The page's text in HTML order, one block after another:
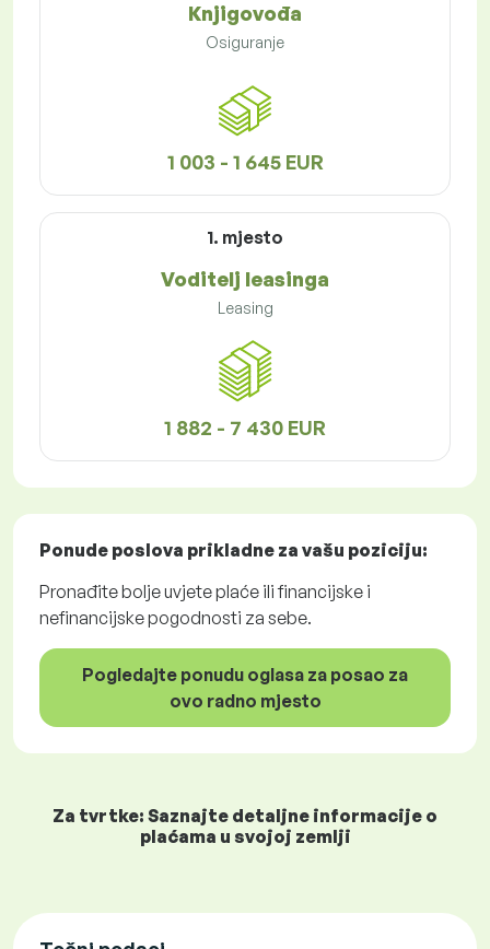
Knjigovođa
Osiguranje
1 003 - 1 645 EUR
1. mjesto
Voditelj leasinga
Leasing
1 882 - 7 430 EUR
Ponude poslova prikladne za vašu poziciju:
Pronađite bolje uvjete plaće ili financijske i
nefinancijske pogodnosti za sebe.
Pogledajte ponudu oglasa za posao za
ovo radno mjesto
Za tvrtke: Saznajte detaljne informacije o
plaćama u svojoj zemlji